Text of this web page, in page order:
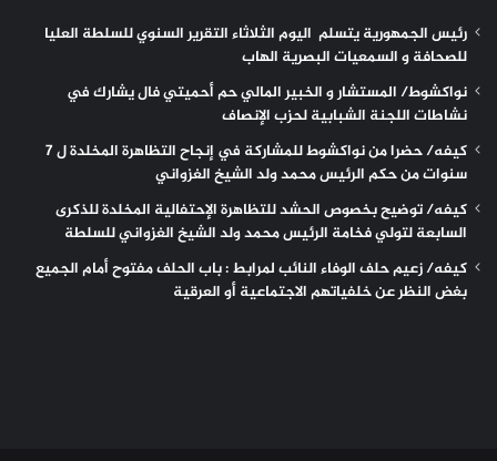
رئيس الجمهورية يتسلم اليوم الثلاثاء التقرير السنوي للسلطة العليا
للصحافة و السمعيات البصرية الهاب
نواكشوط/ المستشار و الخبير المالي حم أحميتي فال يشارك في
نشاطات اللجنة الشبابية لحزب الإنصاف
كيفه/ حضرا من نواكشوط للمشاركة في إنجاح التظاهرة المخلدة ل 7
سنوات من حكم الرئيس محمد ولد الشيخ الغزواني
كيفه/ توضيح بخصوص الحشد للتظاهرة الإحتفالية المخلدة للذكرى
السابعة لتولي فخامة الرئيس محمد ولد الشيخ الغزواني للسلطة
كيفه/ زعيم حلف الوفاء النائب لمرابط : باب الحلف مفتوح أمام الجميع
بغض النظر عن خلفياتهم الاجتماعية أو العرقية